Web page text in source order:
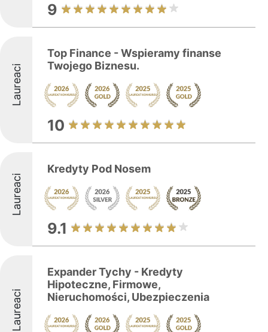
9
Laureaci
Top Finance - Wspieramy finanse
Twojego Biznesu.
10
Laureaci
Kredyty Pod Nosem
9.1
Laureaci
Expander Tychy - Kredyty
Hipoteczne, Firmowe,
Nieruchomości, Ubezpieczenia